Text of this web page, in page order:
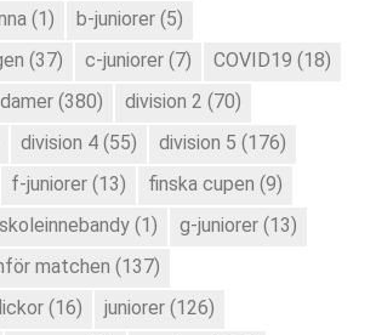
(1) b-juniorer (5)
(37) c-juniorer (7) COVID19 (18)
damer (380) division 2 (70)
division 4 (55) division 5 (176)
f-juniorer (13) finska cupen (9)
(1) g-juniorer (13)
matchen (137)
(16) juniorer (126)